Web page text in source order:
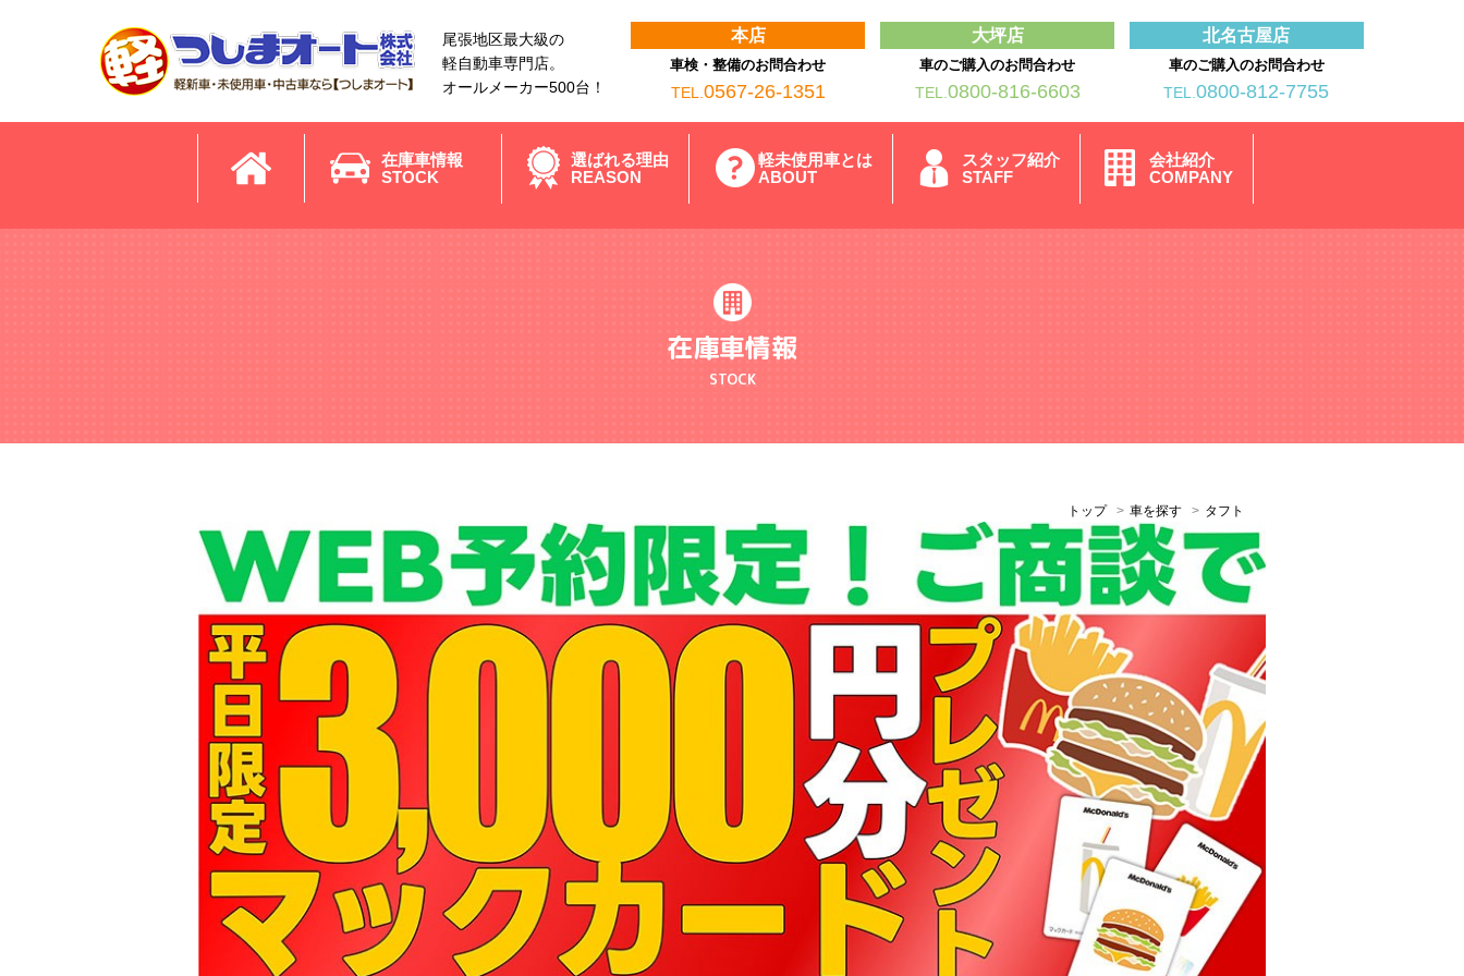
尾張地区最大級の
軽自動車専門店。
オールメーカー500台！
本店
車検・整備のお問合わせ
TEL. 0567-26-1351
大坪店
車のご購入のお問合わせ
TEL. 0800-816-6603
北名古屋店
車のご購入のお問合わせ
TEL.0800-812-7755
在庫車情報
STOCK
選ばれる理由
REASON
軽未使用車とは
ABOUT
スタッフ紹介
STAFF
会社紹介
COMPANY
在庫車情報
STOCK
トップ 車を探す タフト